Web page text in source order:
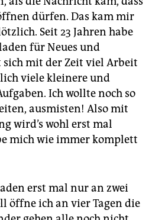
dürfen. Das kam mir
Seit 23 Jahren habe
für Neues und
sich mit der Zeit viel Arbeit
viele kleinere und
Ich wollte noch so
ausmisten! Also mit
wird’s wohl erst mal
mich wie immer komplett
erst mal nur an zwei
öffne ich an vier Tagen die